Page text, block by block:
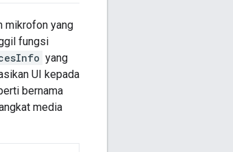
mikrofon yang
fungsi
yang
UI kepada
bernama
media